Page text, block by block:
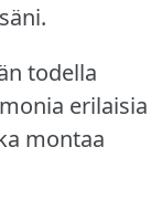
todella
erilaisia
montaa